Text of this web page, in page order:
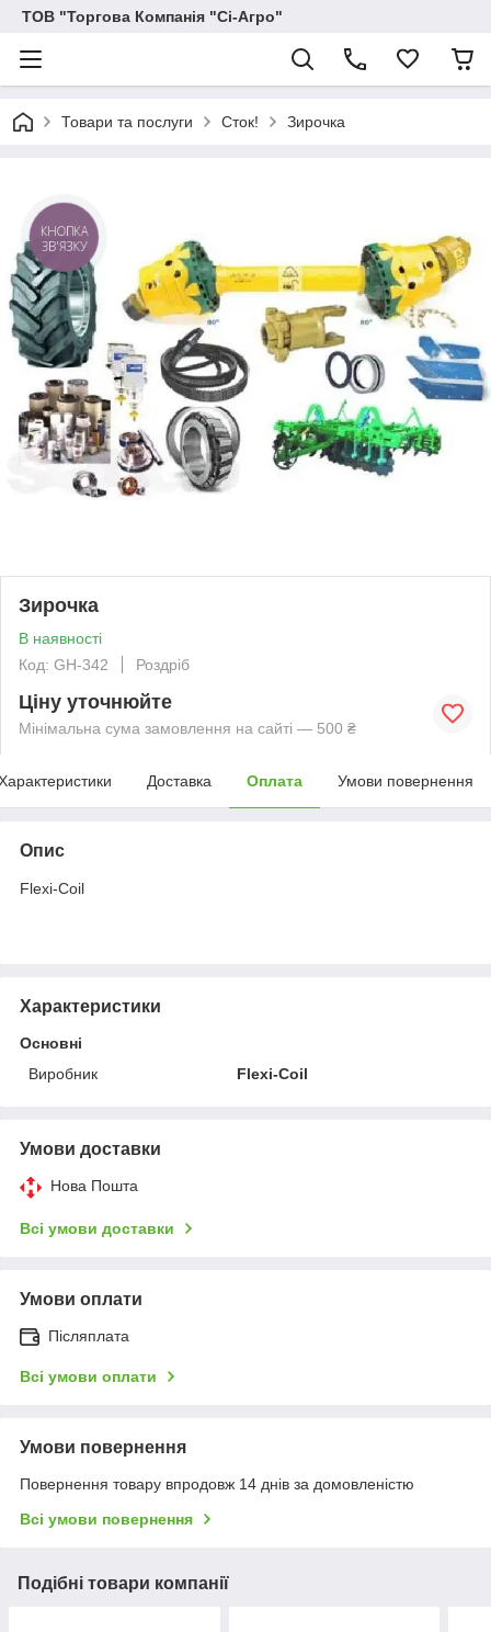
ТОВ "Торгова Компанія "Сі-Агро"
Товари та послуги Сток! Зирочка
Зирочка
В наявності
Код: GH-342
Роздріб
Ціну уточнюйте
Мінімальна сума замовлення на сайті — 500 ₴
Доставка Оплата Умови повернення
Опис
Flexi-Coil
Характеристики
Основні
Виробник
Flexi-Coil
Умови доставки
Нова Пошта
Всі умови доставки
Умови оплати
Післяплата
Всі умови оплати
Умови повернення
Повернення товару впродовж 14 днів за домовленістю
Всі умови повернення
Подібні товари компанії
КНОПКА
ЗВ'ЯЗКУ